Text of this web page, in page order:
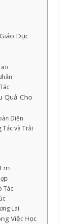
Dục
Quả Cho
Diện
Tác và Trải
Tác
Lai
Việc Học